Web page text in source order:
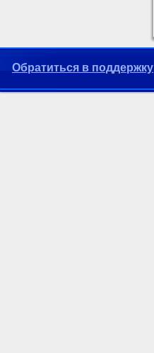
Обратиться в поддержку